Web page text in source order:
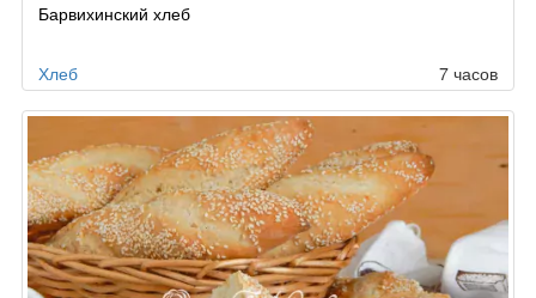
Барвихинский хлеб
Хлеб 7 часов